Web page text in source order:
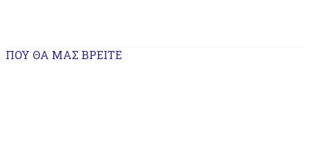
ΠΟΥ ΘΑ ΜΑΣ ΒΡΕΊΤΕ